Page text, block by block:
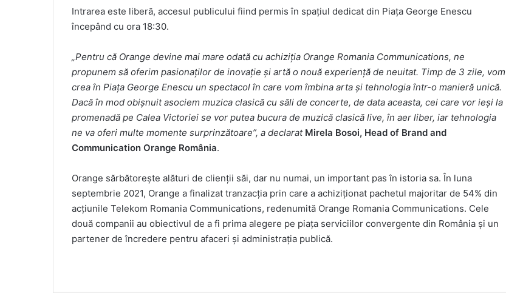
Intrarea este liberă, accesul publicului fiind permis în spațiul dedicat din Piața George Enescu
începând cu ora 18:30.
„Pentru că Orange devine mai mare odată cu achiziția Orange Romania Communications, ne
propunem să oferim pasionaților de inovație și artă o nouă experiență de neuitat. Timp de 3 zile, vom
crea în Piața George Enescu un spectacol în care vom îmbina arta și tehnologia într-o manieră unică.
Dacă în mod obișnuit asociem muzica clasică cu săli de concerte, de data aceasta, cei care vor ieși la
promenadă pe Calea Victoriei se vor putea bucura de muzică clasică live, în aer liber, iar tehnologia
ne va oferi multe momente surprinzătoare”, a declarat Mirela Bosoi, Head of Brand and
Communication Orange România.
Orange sărbătorește alături de clienții săi, dar nu numai, un important pas în istoria sa. În luna
septembrie 2021, Orange a finalizat tranzacția prin care a achiziționat pachetul majoritar de 54% din
acțiunile Telekom Romania Communications, redenumită Orange Romania Communications. Cele
două companii au obiectivul de a fi prima alegere pe piața serviciilor convergente din România și un
partener de încredere pentru afaceri și administrația publică.